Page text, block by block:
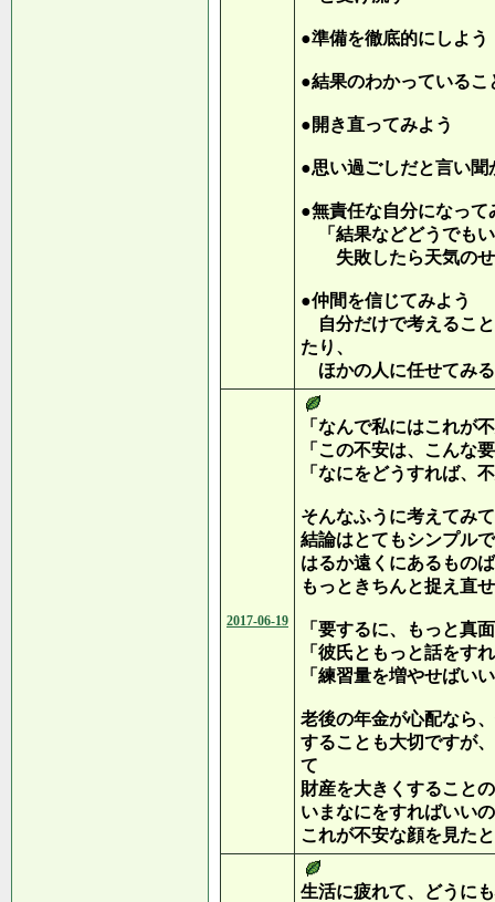
●準備を徹底的にしよう
●結果のわかっているこ
●開き直ってみよう
●思い過ごしだと言い聞
●無責任な自分になって
「結果などどうでも
失敗したら天気のせ
●仲間を信じてみよう
自分だけで考えるこ
たり、
ほかの人に任せてみ
2017-06-19
「なんで私にはこれが
「この不安は、こんな
「なにをどうすれば、
そんなふうに考えてみ
結論はとてもシンプル
はるか遠くにあるもの
もっときちんと捉え直
「要するに、もっと真
「彼氏ともっと話をす
「練習量を増やせばい
老後の年金が心配なら
することも大切ですが
て
財産を大きくすること
いまなにをすればいい
これが不安な顔を見た
生活に疲れて、どうに